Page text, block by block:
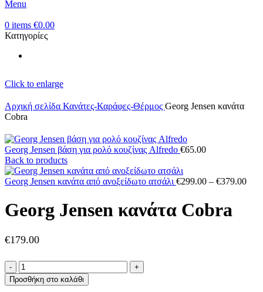
Menu
0 items €0.00
Κατηγορίες
Click to enlarge
Αρχική σελίδα Κανάτες-Καράφες-Θέρμος Georg Jensen κανάτα
Cobra
Georg Jensen βάση για ρολό κουζίνας Alfredo €65.00
Back to products
Georg Jensen κανάτα από ανοξείδωτο ατσάλι €299.00 – €379.00
Georg Jensen κανάτα Cobra
€179.00
Georg
Jensen
κανάτα
Προσθήκη στο καλάθι